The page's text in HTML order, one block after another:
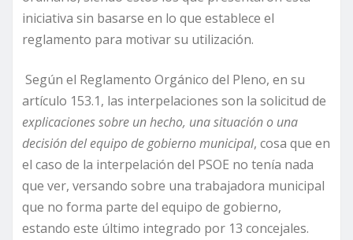
iniciativa sin basarse en lo que establece el
reglamento para motivar su utilización.
Según el Reglamento Orgánico del Pleno, en su
artículo 153.1, las interpelaciones son la solicitud de
explicaciones sobre un hecho, una situación o una
decisión del equipo de gobierno municipal, cosa que en
el caso de la interpelación del PSOE no tenía nada
que ver, versando sobre una trabajadora municipal
que no forma parte del equipo de gobierno,
estando este último integrado por 13 concejales.